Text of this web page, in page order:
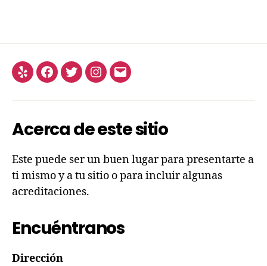
Acerca de este sitio
Este puede ser un buen lugar para presentarte a
ti mismo y a tu sitio o para incluir algunas
acreditaciones.
Encuéntranos
Dirección